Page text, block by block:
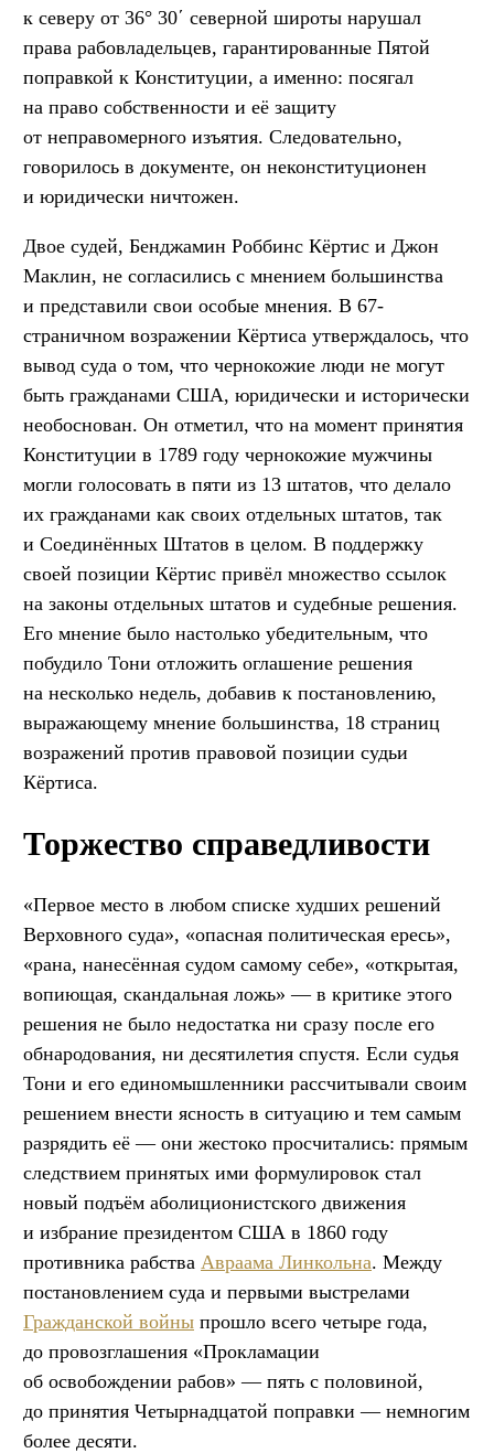
к северу от 36° 30΄ северной широты нарушал
права рабовладельцев, гарантированные Пятой
поправкой к Конституции, а именно: посягал
на право собственности и её защиту
от неправомерного изъятия. Следовательно,
говорилось в документе, он неконституционен
и юридически ничтожен.
Двое судей, Бенджамин Роббинс Кёртис и Джон
Маклин, не согласились с мнением большинства
и представили свои особые мнения. В 67-
страничном возражении Кёртиса утверждалось, что
вывод суда о том, что чернокожие люди не могут
быть гражданами США, юридически и исторически
необоснован. Он отметил, что на момент принятия
Конституции в 1789 году чернокожие мужчины
могли голосовать в пяти из 13 штатов, что делало
их гражданами как своих отдельных штатов, так
и Соединённых Штатов в целом. В поддержку
своей позиции Кёртис привёл множество ссылок
на законы отдельных штатов и судебные решения.
Его мнение было настолько убедительным, что
побудило Тони отложить оглашение решения
на несколько недель, добавив к постановлению,
выражающему мнение большинства, 18 страниц
возражений против правовой позиции судьи
Кёртиса.
Торжество справедливости
«Первое место в любом списке худших решений
Верховного суда», «опасная политическая ересь»,
«рана, нанесённая судом самому себе», «открытая,
вопиющая, скандальная ложь» — в критике этого
решения не было недостатка ни сразу после его
обнародования, ни десятилетия спустя. Если судья
Тони и его единомышленники рассчитывали своим
решением внести ясность в ситуацию и тем самым
разрядить её — они жестоко просчитались: прямым
следствием принятых ими формулировок стал
новый подъём аболиционистского движения
и избрание президентом США в 1860 году
противника рабства Авраама Линкольна. Между
постановлением суда и первыми выстрелами
Гражданской войны прошло всего четыре года,
до провозглашения «Прокламации
об освобождении рабов» — пять с половиной,
до принятия Четырнадцатой поправки — немногим
более десяти.